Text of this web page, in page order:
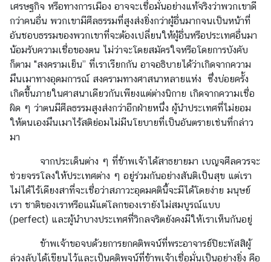
เศรษฐกิจ หรือทางการเมือง อาจจะเชื่อมั่นอย่างแท้จริงว่าพวกเขาดี
กว่าคนอื่น พวกเขามีศีลธรรมที่สูงส่งยิ่งกว่าผู้อื่นมากจนเป็นหน้าที่
อันชอบธรรมของพวกเขาที่จะต้องเปลี่ยนให้ผู้อื่นหรือประเทศอื่นมา
น้อมรับความเชื่อของตน ไม่ว่าจะโดยสมัครใจหรือโดยการบังคับ
ก็ตาม "สงครามเย็น” ที่เราเรียกกัน อาจอธิบายได้ว่าเกิดจากความ
มึนเมาทางอุดมการณ์ สงครามทางศาสนาหลายแห่ง ซึ่งบ่อยครั้ง
เกิดขึ้นภายในศาสนาเดียวกันเพียงแต่ต่างนิกาย เกิดจากความเชื่อ
ผิด ๆ ว่าตนมีศีลธรรมสูงส่งกว่าอีกฝ่ายหนึ่ง ผู้นำประเทศที่ไม่ยอม
ให้ตนเองมึนเมาไร้สติย่อมไม่มีนโยบายที่เป็นอันตรายเช่นที่กล่าว
มา
จากประเด็นต่าง ๆ ที่ข้าพเจ้าได้สาธยายมา เบญจศีลควรจะ
ช่วยจรรโลงให้ประเทศต่าง ๆ อยู่ร่วมกันอย่างสันติเป็นสุข แต่เรา
ไม่ได้ไร้เดียงสาที่จะเชื่อว่าสภาวะอุดมคตินี้จะมีได้โดยง่าย มนุษย์
เรา ชาติของเราหรือแม้แต่โลกของเรายังไม่สมบูรณ์แบบ
(perfect) และผู้นำบางประเทศที่วิกลจริตยังคงมีให้เราเห็นกันอยู่
ข้าพเจ้าขอจบด้วยการยกคติพจน์ที่พระอาจารย์ปิยะทัสสิผู้
ล่วงลับได้เขียนไว้และเป็นคติพจน์ที่ข้าพเจ้าเชื่อมั่นเป็นอย่างยิ่ง คือ